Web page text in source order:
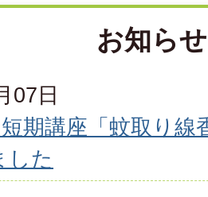
お知らせ
07日
期講座「蚊取り
した